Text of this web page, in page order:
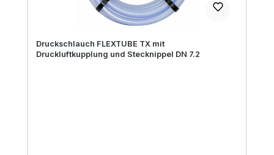
Druckschlauch FLEXTUBE TX mit
Druckluftkupplung und Stecknippel DN 7.2